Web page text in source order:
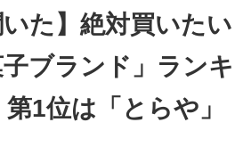
向けIT製品の総合サイト
トロニクス専門サイト
いた】絶対買いた
ブランド」ラン
1位は「とらや」